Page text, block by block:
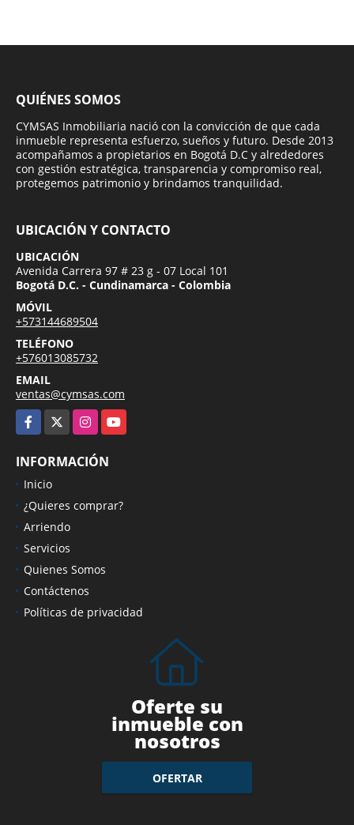
QUIÉNES SOMOS
CYMSAS Inmobiliaria nació con la convicción de que cada
inmueble representa esfuerzo, sueños y futuro. Desde 2013
acompañamos a propietarios en Bogotá D.C y alrededores
con gestión estratégica, transparencia y compromiso real,
protegemos patrimonio y brindamos tranquilidad.
UBICACIÓN Y CONTACTO
UBICACIÓN
Avenida Carrera 97 # 23 g - 07 Local 101
Bogotá D.C. - Cundinamarca - Colombia
MÓVIL
+573144689504
TELÉFONO
+576013085732
EMAIL
ventas@cymsas.com
Facebook
InstagramYouTube
INFORMACIÓN
Inicio
¿Quieres comprar?
Arriendo
Servicios
Quienes Somos
Contáctenos
Políticas de privacidad
Oferte su
inmueble con
nosotros
OFERTAR